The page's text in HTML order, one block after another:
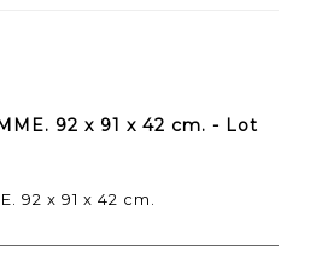
92 x 91 x 42 cm. - Lot
92 x 91 x 42 cm.